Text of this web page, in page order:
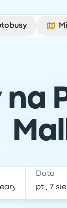
Data